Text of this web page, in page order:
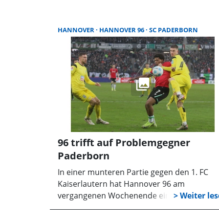
werden, wie gegen Ulm. Eine
Leistungssteigerung muss her.
HANNOVER HANNOVER 96 SC PADERBORN
96 trifft auf Problemgegner
Paderborn
In einer munteren Partie gegen den 1. FC
Kaiserlautern hat Hannover 96 am
vergangenen Wochenende eine starke
Leistung gezeigt, erneut kam die